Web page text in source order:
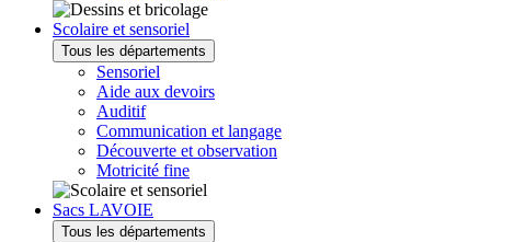
Scolaire et sensoriel
Tous les départements
Sensoriel
Aide aux devoirs
Auditif
Communication et langage
Découverte et observation
Motricité fine
Sacs LAVOIE
Tous les départements